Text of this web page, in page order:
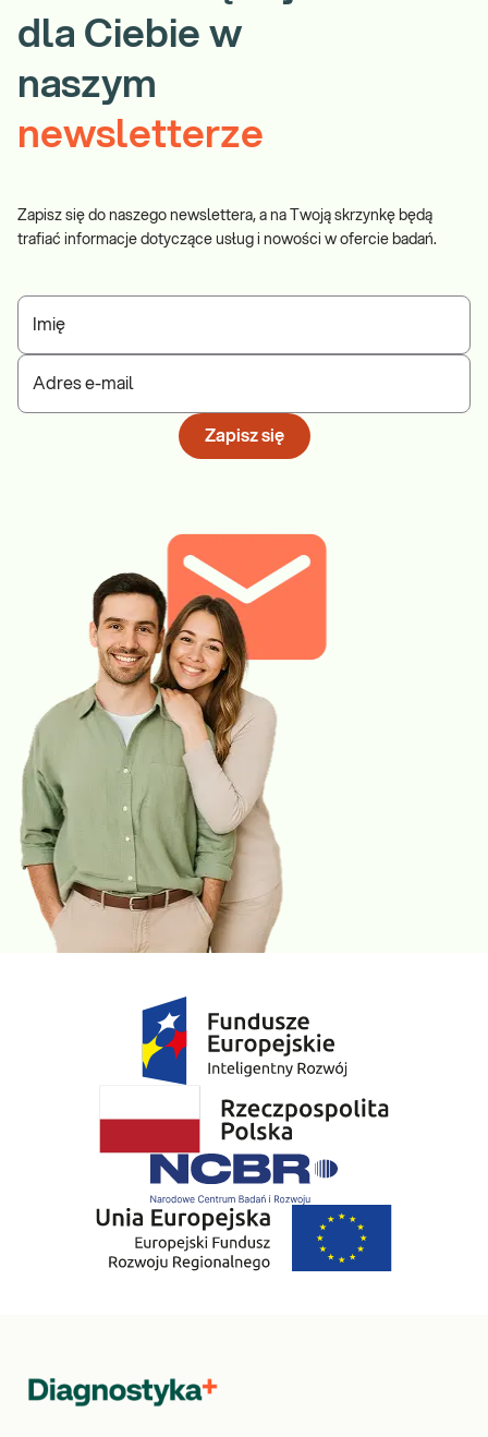
dla Ciebie w
naszym
newsletterze
Zapisz się do naszego newslettera, a na Twoją skrzynkę będą
trafiać informacje dotyczące usług i nowości w ofercie badań.
Imię
Adres e-mail
Zapisz się